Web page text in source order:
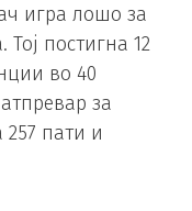
игра лошо за
постигна 12
во 40
за
257 пати и